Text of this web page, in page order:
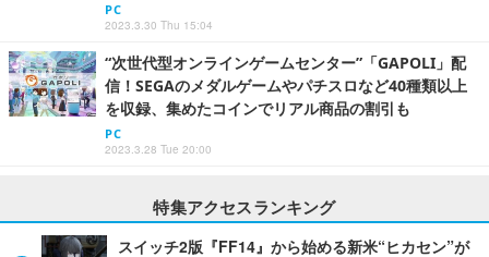
PC
2023.3.30 Thu 15:04
“次世代型オンラインゲームセンター”「GAPOLI」配
信！SEGAのメダルゲームやパチスロなど40種類以上
を収録、集めたコインでリアル商品の割引も
PC
2023.3.28 Tue 20:00
特集アクセスランキング
スイッチ2版『FF14』から始める新米“ヒカセン”が